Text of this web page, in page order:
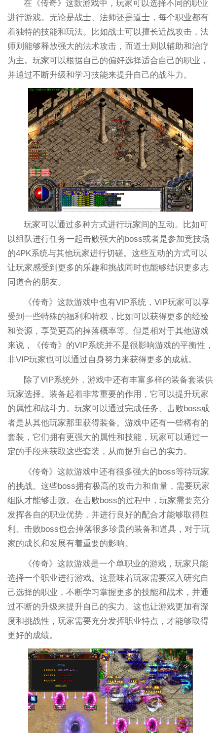
在《传奇》这款游戏中，玩家可以选择不同的职业
进行游戏。无论是战士、法师还是道士，每个职业都有
着独特的技能和玩法。比如战士可以擅长近战攻击，法
师则能够释放强大的法术攻击，而道士则以辅助和治疗
为主。玩家可以根据自己的偏好选择适合自己的职业，
并通过不断升级和学习技能来提升自己的战斗力。
玩家可以通过多种方式进行玩家间的互动。比如可
以组队进行任务一起击败强大的boss或者是参加竞技场
的4PK系统与其他玩家进行切磋。这些互动的方式可以
让玩家感受到更多的乐趣和挑战同时也能够结识更多志
同道合的朋友。
《传奇》这款游戏中也有VIP系统，VIP玩家可以享
受到一些特殊的福利和特权，比如可以获得更多的经验
和资源，享受更高的掉落概率等。但是相对于其他游戏
来说，《传奇》的VIP系统并不是很影响游戏的平衡性，
非VIP玩家也可以通过自身努力来获得更多的成就。
除了VIP系统外，游戏中还有丰富多样的装备套装供
玩家选择。装备起着非常重要的作用，它可以提升玩家
的属性和战斗力。玩家可以通过完成任务、击败boss或
者是从其他玩家那里获得装备。游戏中还有一些稀有的
套装，它们拥有更强大的属性和技能，玩家可以通过一
定的手段来获取这些套装，从而提升自己的实力。
《传奇》这款游戏中还有很多强大的boss等待玩家
的挑战。这些boss拥有极高的攻击力和血量，需要玩家
组队才能够击败。在击败boss的过程中，玩家需要充分
发挥各自的职业优势，并进行良好的配合才能够取得胜
利。击败boss也会掉落很多珍贵的装备和道具，对于玩
家的成长和发展有着重要的影响。
《传奇》这款游戏是一个单职业的游戏，玩家只能
选择一个职业进行游戏。这意味着玩家需要深入研究自
己选择的职业，不断学习掌握更多的技能和战术，并通
过不断的升级来提升自己的实力。这也让游戏更加有深
度和挑战性，玩家需要充分发挥职业特点，才能够取得
更好的成绩。